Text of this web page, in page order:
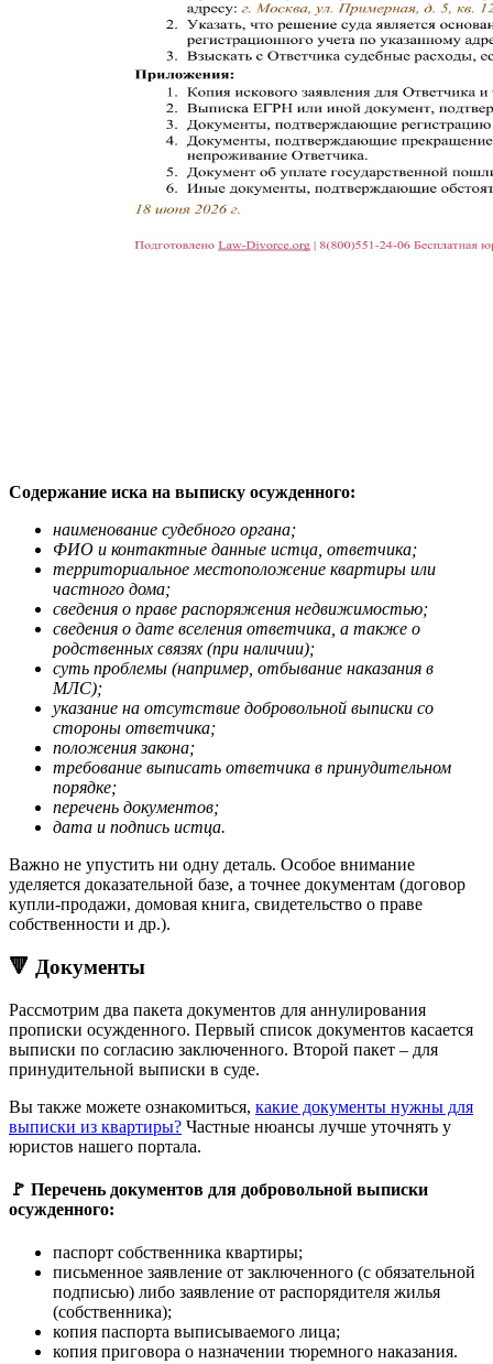
Содержание иска на выписку осужденного:
наименование судебного органа;
ФИО и контактные данные истца, ответчика;
территориальное местоположение квартиры или
частного дома;
сведения о праве распоряжения недвижимостью;
сведения о дате вселения ответчика, а также о
родственных связях (при наличии);
суть проблемы (например, отбывание наказания в
МЛС);
указание на отсутствие добровольной выписки со
стороны ответчика;
положения закона;
требование выписать ответчика в принудительном
порядке;
перечень документов;
дата и подпись истца.
Важно не упустить ни одну деталь. Особое внимание
уделяется доказательной базе, а точнее документам (договор
купли-продажи, домовая книга, свидетельство о праве
собственности и др.).
🔻 Документы
Рассмотрим два пакета документов для аннулирования
прописки осужденного. Первый список документов касается
выписки по согласию заключенного. Второй пакет – для
принудительной выписки в суде.
Вы также можете ознакомиться, какие документы нужны для
выписки из квартиры? Частные нюансы лучше уточнять у
юристов нашего портала.
🚩 Перечень документов для добровольной выписки
осужденного:
паспорт собственника квартиры;
письменное заявление от заключенного (с обязательной
подписью) либо заявление от распорядителя жилья
(собственника);
копия паспорта выписываемого лица;
копия приговора о назначении тюремного наказания.